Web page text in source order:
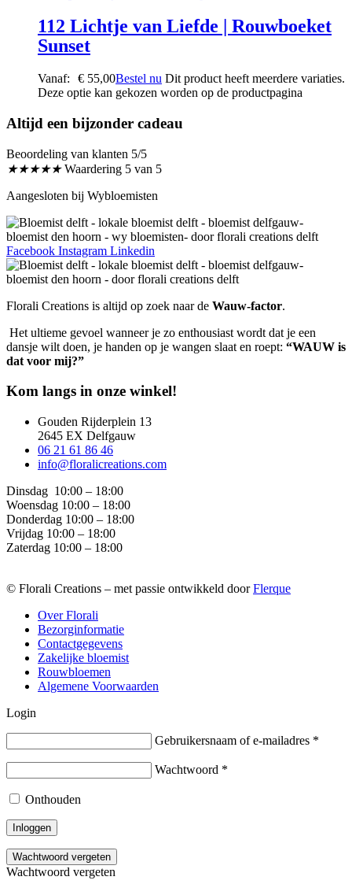
112 Lichtje van Liefde | Rouwboeket
Sunset
Vanaf: € 55,00Bestel nu Dit product heeft meerdere variaties.
Deze optie kan gekozen worden op de productpagina
Altijd een bijzonder cadeau
Beoordeling van klanten 5/5
★★★★★ Waardering 5 van 5
Aangesloten bij Wybloemisten
Facebook Instagram Linkedin
Florali Creations is altijd op zoek naar de Wauw-factor.
Het ultieme gevoel wanneer je zo enthousiast wordt dat je een
dansje wilt doen, je handen op je wangen slaat en roept: “WAUW is
dat voor mij?”
Kom langs in onze winkel!
Gouden Rijderplein 13
2645 EX Delfgauw
06 21 61 86 46
info@floralicreations.com
Dinsdag 10:00 – 18:00
Woensdag 10:00 – 18:00
Donderdag 10:00 – 18:00
Vrijdag 10:00 – 18:00
Zaterdag 10:00 – 18:00
© Florali Creations – met passie ontwikkeld doorFlerque
Over Florali
Bezorginformatie
Contactgegevens
Zakelijke bloemist
Rouwbloemen
Algemene Voorwaarden
Login
Gebruikersnaam of e-mailadres *
Wachtwoord *
Onthouden
Inloggen
Wachtwoord vergeten
Wachtwoord vergeten